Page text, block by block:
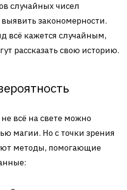
случайных чисел
закономерности.
всё кажется случайным,
рассказать свою историю.
всё на свете можно
магии. Но с точки зрения
методы, помогающие